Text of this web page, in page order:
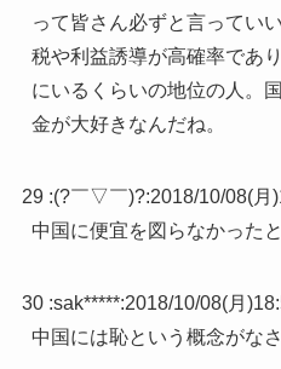
って皆さん必ずと言ってい
税や利益誘導が高確率であ
にいるくらいの地位の人。
金が大好きなんだね。
29 :(?￣▽￣)?:2018/10/08(月
中国に便宜を図らなかった
30 :sak*****:2018/10/08(月
中国には恥という概念がなさ